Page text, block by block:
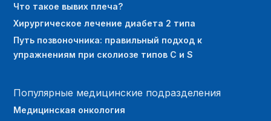
Что такое вывих плеча?
Хирургическое лечение диабета 2 типа
Путь позвоночника: правильный подход к
упражнениям при сколиозе типов C и S
Популярные медицинские подразделения
Медицинская онкология